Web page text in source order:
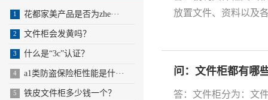
1 花都家美产品是否为zhe···
2 文件柜会发黄吗？
3 什么是“3c”认证？
4 a1类防盗保险柜性能是什···
5 铁皮文件柜多少钱一个？
放置文件、资料以及
问：文件柜都有哪
答：文件柜分为：文